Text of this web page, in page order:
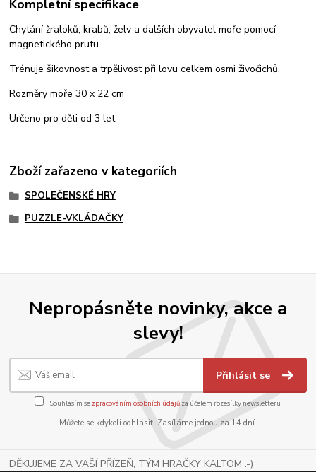
Kompletní specifikace
Chytání žraloků, krabů, želv a dalších obyvatel moře pomocí
magnetického prutu.
Trénuje šikovnost a trpělivost při lovu celkem osmi živočichů.
Rozměry moře 30 x 22 cm
Určeno pro děti od 3 let
Zboží zařazeno v kategoriích
SPOLEČENSKÉ HRY
PUZZLE-VKLÁDAČKY
Nepropásněte novinky, akce a
slevy!
Přihlásit se
Souhlasím se zpracováním osobních údajůza účelem rozesílky newsletteru.
Můžete se kdykoli odhlásit. Zasíláme jednou za 14 dní.
DĚKUJEME ZA VAŠÍ PŘÍZEŇ, TÝM HRAČKY KALTOM .-)